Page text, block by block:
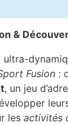
&
Fusion :
, un jeu
lesactivités